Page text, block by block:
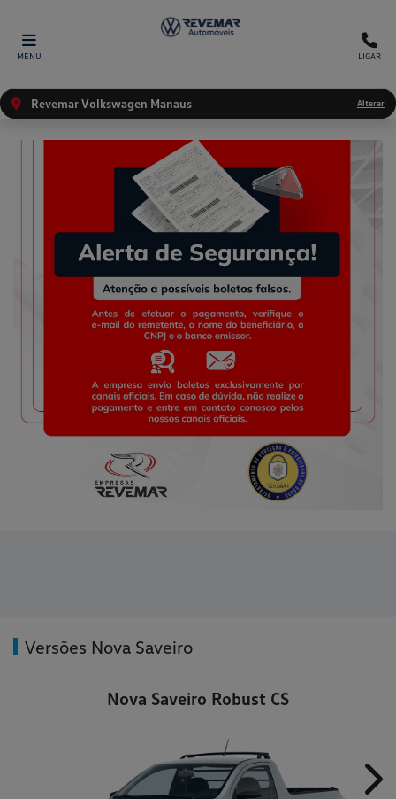
MENU LIGAR
Revemar Volkswagen Manaus Alterar
Versões Nova Saveiro
Nova Saveiro Robust CS